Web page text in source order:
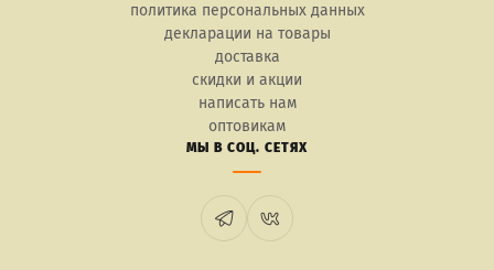
политика персональных данных
декларации на товары
доставка
скидки и акции
написать нам
оптовикам
МЫ В СОЦ. СЕТЯХ